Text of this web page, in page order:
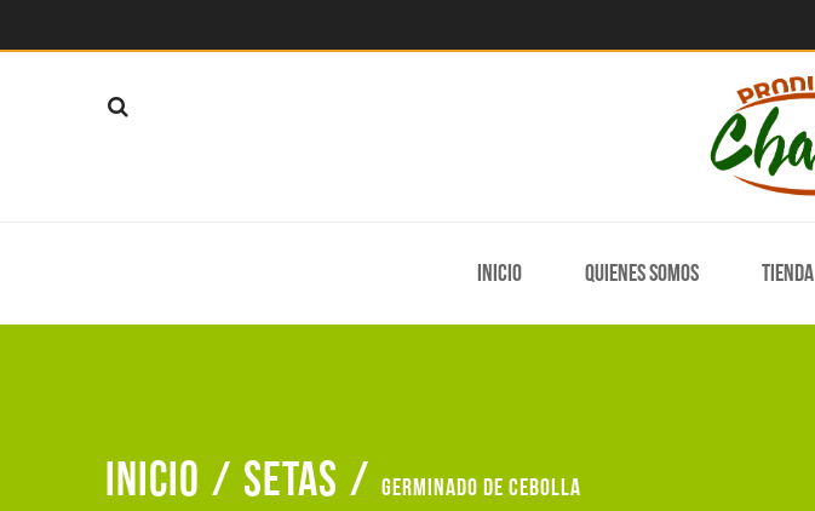
Inicio Quienes somos Tienda
Inicio / Setas / Germinado de cebolla